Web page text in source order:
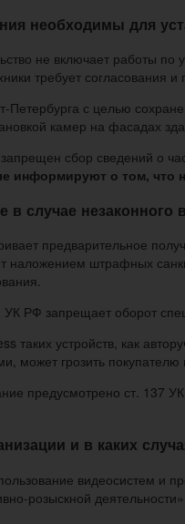
необходимы для
не включает работы
требует согласования
Петербурга с целью
камер на фасадах
сбор сведений о
информируют о том, что
в случае
предварительное
наложением штрафных
УК РФ запрещает оборот
таких устройств, как
может грозить покупателю
предусмотрено ст. 137
и в каких
видеосистем и
розыскной